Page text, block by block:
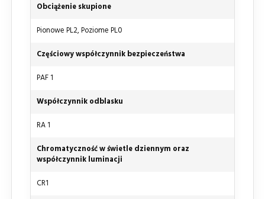
Obciążenie skupione
Pionowe PL2, Poziome PL0
Częściowy współczynnik bezpieczeństwa
PAF 1
Współczynnik odblasku
RA 1
Chromatyczność w świetle dziennym oraz
współczynnik luminacji
CR1